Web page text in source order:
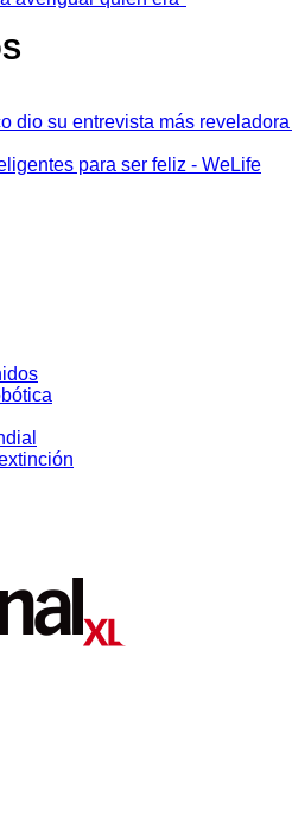
dio su entrevista más
para ser feliz - WeLife